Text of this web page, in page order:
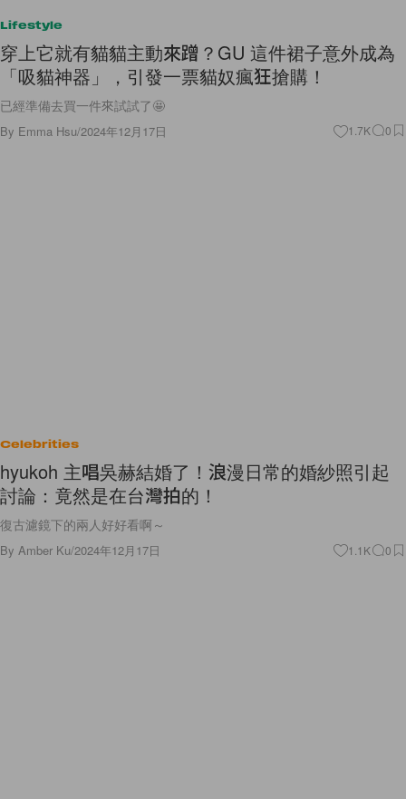
Lifestyle
穿上它就有貓貓主動來蹭？GU 這件裙子意外成為
「吸貓神器」，引發一票貓奴瘋狂搶購！
已經準備去買一件來試試了🤩
By Emma Hsu/2024年12月17日 1.7K 0
Celebrities
hyukoh 主唱吳赫結婚了！浪漫日常的婚紗照引起
討論：竟然是在台灣拍的！
復古濾鏡下的兩人好好看啊～
By Amber Ku/2024年12月17日 1.1K 0